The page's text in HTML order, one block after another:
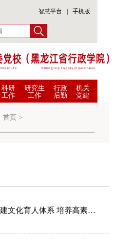
智慧平台 手机版
科研
工作
研究生
工作
行政
后勤
机关
党建
首页 >
构建文化育人体系 培养高素质人才队伍